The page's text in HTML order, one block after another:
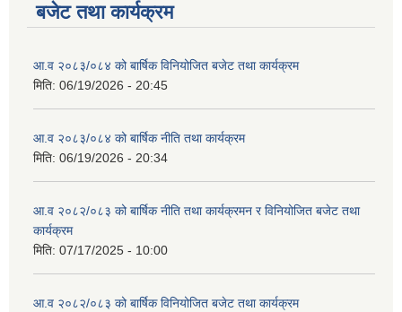
बजेट तथा कार्यक्रम
आ.व २०८३/०८४ को बार्षिक विनियोजित बजेट तथा कार्यक्रम
मिति: 06/19/2026 - 20:45
आ.व २०८३/०८४ को बार्षिक नीति तथा कार्यक्रम
मिति: 06/19/2026 - 20:34
आ.व २०८२/०८३ को बार्षिक नीति तथा कार्यक्रमन र विनियोजित बजेट तथा
कार्यक्रम
मिति: 07/17/2025 - 10:00
आ.व २०८२/०८३ को बार्षिक विनियोजित बजेट तथा कार्यक्रम